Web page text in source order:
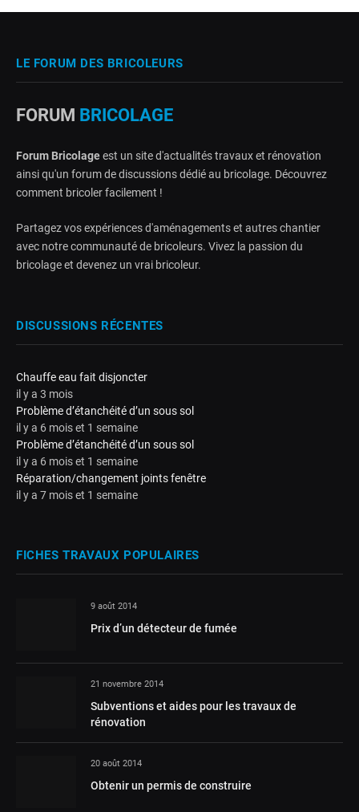
LE FORUM DES BRICOLEURS
FORUM BRICOLAGE
Forum Bricolageest un site d'actualités travaux et rénovation
ainsi qu'un forum de discussions dédié au bricolage. Découvrez
comment bricoler facilement !
Partagez vos expériences d'aménagements et autres chantier
avec notre communauté de bricoleurs. Vivez la passion du
bricolage et devenez un vrai bricoleur.
DISCUSSIONS RÉCENTES
Chauffe eau fait disjoncter
il y a 3 mois
Problème d’étanchéité d’un sous sol
il y a 6 mois et 1 semaine
Problème d’étanchéité d’un sous sol
il y a 6 mois et 1 semaine
Réparation/changement joints fenêtre
il y a 7 mois et 1 semaine
FICHES TRAVAUX POPULAIRES
9 août 2014
Prix d’un détecteur de fumée
21 novembre 2014
Subventions et aides pour les travaux de
rénovation
20 août 2014
Obtenir un permis de construire